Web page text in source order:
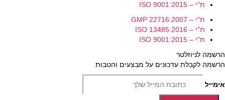
ת”י – ISO 9001:2015
ת”י – GMP 22716:2007
ת”י – ISO 13485:2016
ת”י – ISO 9001:2015
הרשמה לניוזלטר
הרשמה לקבלת עדכונים על מבצעים והטבות
אימייל